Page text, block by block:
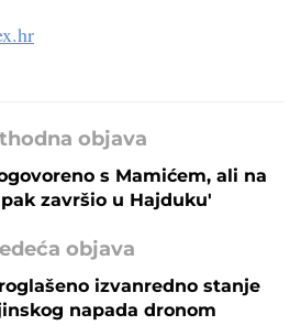
objava
s Mamićem, ali na
završio u Hajduku'
objava
izvanredno stanje
napada dronom